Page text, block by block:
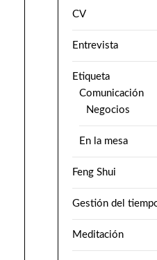
CV
Entrevista
Etiqueta
Comunicación
Negocios
En la mesa
Feng Shui
Gestión del
Meditación